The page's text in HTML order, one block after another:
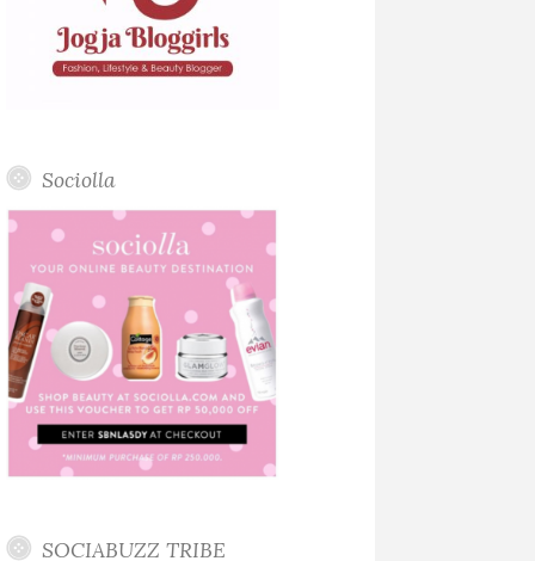
Sociolla
SOCIABUZZ TRIBE